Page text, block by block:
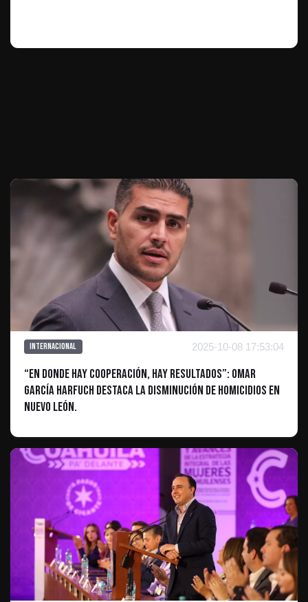
Internacional 2025-10-08 17:53:04
“En donde hay cooperación, hay resultados”: Omar
García Harfuch destaca la disminución de homicidios en
Nuevo León.